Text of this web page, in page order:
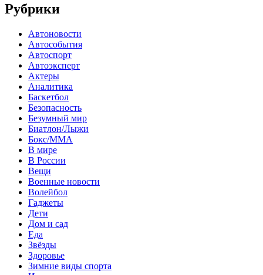
Рубрики
Автоновости
Автособытия
Автоспорт
Автоэксперт
Актеры
Аналитика
Баскетбол
Безопасность
Безумный мир
Биатлон/Лыжи
Бокс/MMA
В мире
В России
Вещи
Военные новости
Волейбол
Гаджеты
Дети
Дом и сад
Еда
Звёзды
Здоровье
Зимние виды спорта